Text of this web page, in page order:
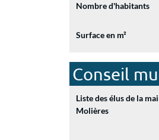
Nombre d'habitants
Surface en m²
Conseil
Liste des élus de la
Molières